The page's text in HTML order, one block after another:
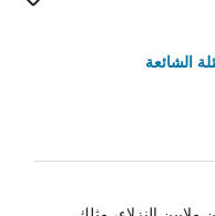
الشائعة